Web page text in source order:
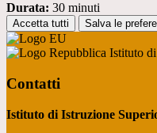
Durata: 30 minuti
Accetta tutti Salva le
Istituto
Contatti
Istituto di Istruzione